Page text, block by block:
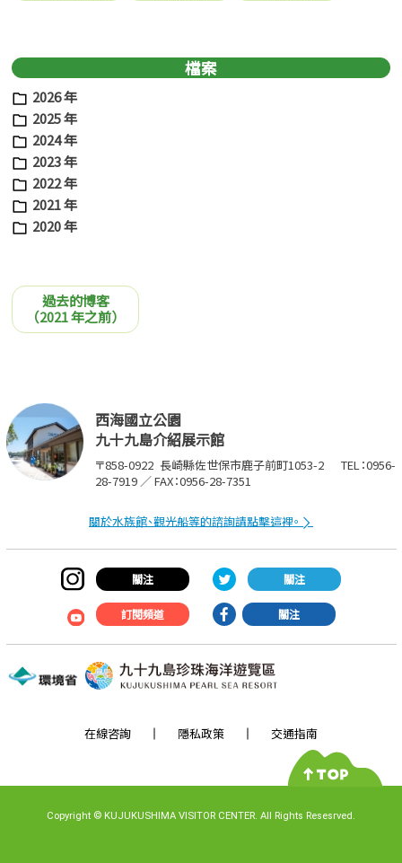
檔案
2026 年
2025 年
2024 年
2023 年
2022 年
2021 年
2020 年
過去的博客
（2021 年之前）
西海國立公園
九十九島介紹展示館
〒858-0922 長崎縣佐世保市鹿子前町1053-2
TEL：0956-
28-7919 ／ FAX：0956-28-7351
關於水族館、觀光船等的諮詢請點擊這裡。
關注 關注
訂閱頻道 關注
在線咨詢 隱私政策 交通指南
Copyright © KUJUKUSHIMA VISITOR CENTER. All Rights Resesrved.